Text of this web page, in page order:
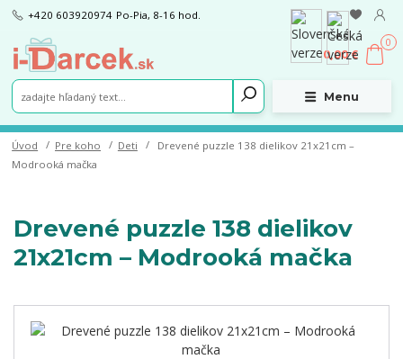
Menu
+420 603920974 Po-Pia, 8-16 hod.
0
0,00 €
Úvod Pre koho Deti
Drevené puzzle 138 dielikov 21x21cm –
Modrooká mačka
Drevené puzzle 138 dielikov
21x21cm – Modrooká mačka